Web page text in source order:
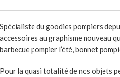
Spécialiste du goodies pompiers
accessoires au graphisme nouveau
barbecue pompier l’été, bonnet
Pour la quasi totalité de nos objets